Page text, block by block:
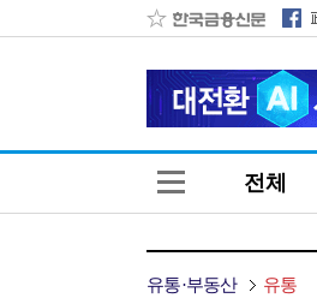
전체
유통·부동산 유통